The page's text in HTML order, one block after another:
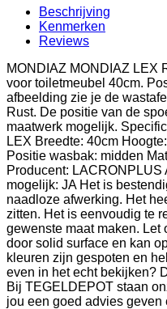
Beschrijving
Kenmerken
Reviews
MONDIAZ MONDIAZ LEX
voor toiletmeubel 40cm.
afbeelding zie je de
Rust. De positie van de
maatwerk mogelijk.
LEX Breedte: 40cm
Positie wasbak: midden
Producent: LACRONPLUS
mogelijk: JA Het is
naadloze afwerking. Het
zitten. Het is eenvoudig te
gewenste maat maken. Let
door solid surface en kan
kleuren zijn gespoten en
even in het echt bekijken?
Bij TEGELDEPOT staan
jou een goed advies